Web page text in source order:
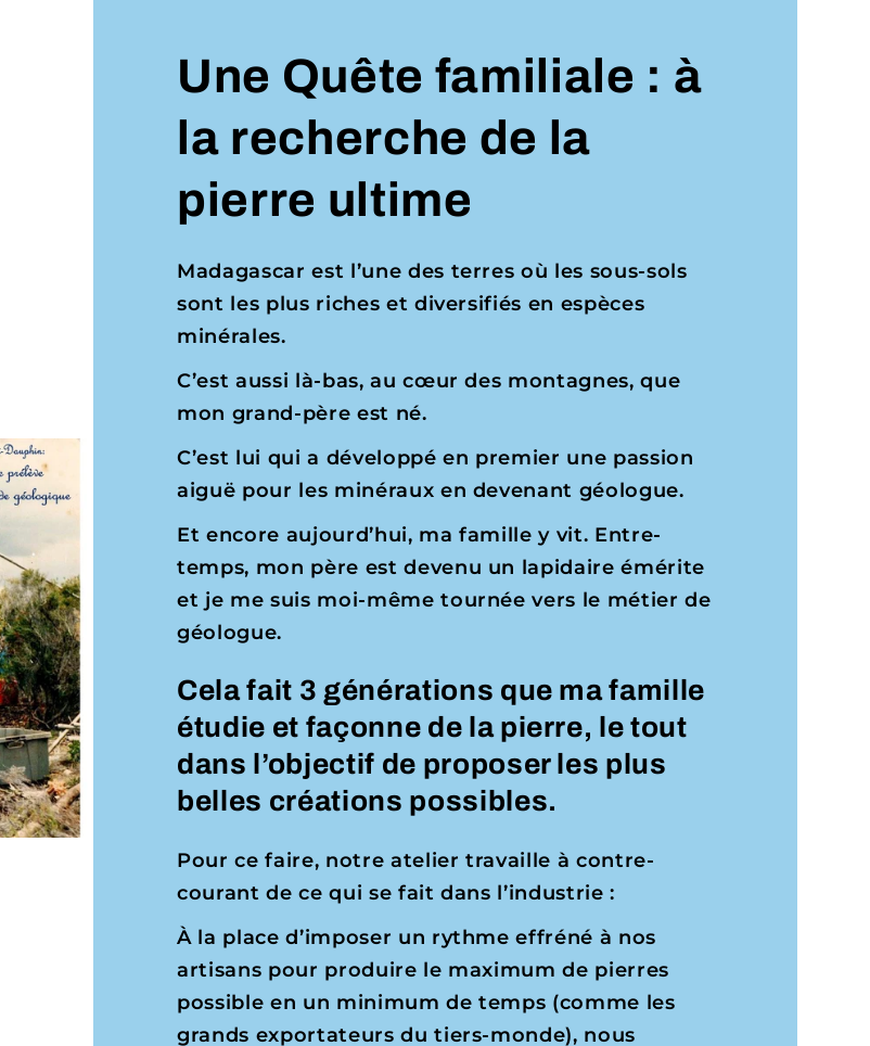
Une Quête familiale : à
la recherche de la
pierre ultime
Madagascar est l’une des terres où les sous-sols
sont les plus riches et diversifiés en espèces
minérales.
C’est aussi là-bas, au cœur des montagnes, que
mon grand-père est né.
C’est lui qui a développé en premier une passion
aiguë pour les minéraux en devenant géologue.
Et encore aujourd’hui, ma famille y vit. Entre-
temps, mon père est devenu un lapidaire émérite
et je me suis moi-même tournée vers le métier de
géologue.
Cela fait 3 générations que ma famille
étudie et façonne de la pierre, le tout
dans l’objectif de proposer les plus
belles créations possibles.
Pour ce faire, notre atelier travaille à contre-
courant de ce qui se fait dans l’industrie :
À la place d’imposer un rythme effréné à nos
artisans pour produire le maximum de pierres
possible en un minimum de temps (comme les
grands exportateurs du tiers-monde), nous